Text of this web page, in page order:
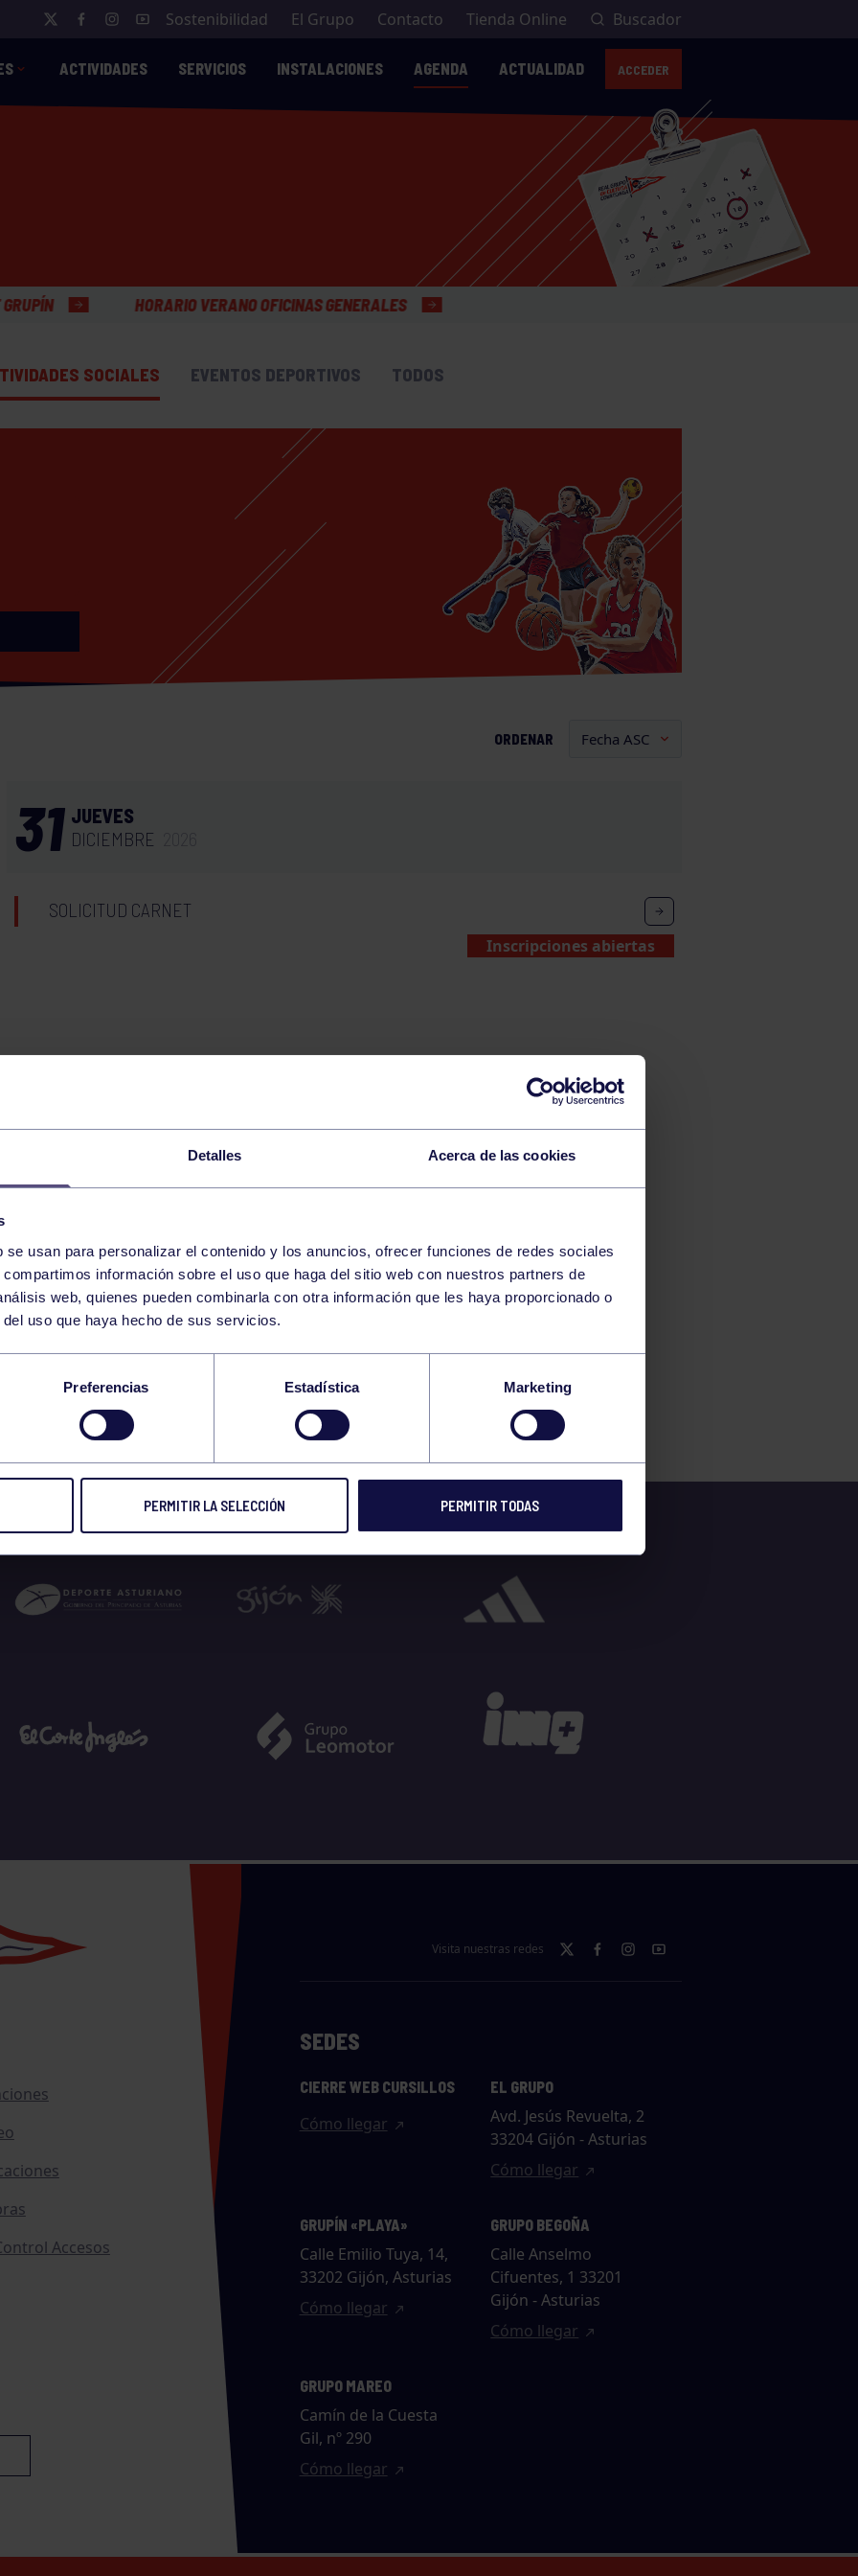
Detalles Acerca de las cookies
usan para personalizar el contenido y los anuncios, ofrecer funciones de redes sociales
información sobre el uso que haga del sitio web con nuestros partners de
web, quienes pueden combinarla con otra información que les haya proporcionado o
uso que haya hecho de sus servicios.
Preferencias Estadística Marketing
PERMITIR LA SELECCIÓN PERMITIR TODAS
Sostenibilidad El Grupo Contacto Tienda Online Buscador
ACTIVIDADES SERVICIOS INSTALACIONES AGENDA ACTUALIDAD ACCEDER
HORARIO VERANO OFICINAS GENERALES
SOCIALES EVENTOS DEPORTIVOS TODOS
ORDENAR
31 JUEVES
DICIEMBRE
SOLICITUD CARNET
Inscripciones abiertas
Accesos
Visita nuestras redes
SEDES
CIERRE WEB CURSILLOS
Cómo llegar
EL GRUPO
Avd. Jesús Revuelta, 2
33204 Gijón - Asturias
Cómo llegar
GRUPÍN «PLAYA»
Calle Emilio Tuya, 14,
33202 Gijón, Asturias
Cómo llegar
GRUPO BEGOÑA
Calle Anselmo
Cifuentes, 1 33201
Gijón - Asturias
Cómo llegar
GRUPO MAREO
Camín de la Cuesta
Gil, nº 290
Cómo llegar